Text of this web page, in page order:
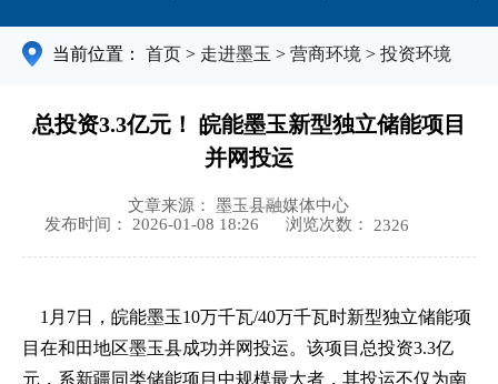
当前位置： 首页 > 走进墨玉 > 营商环境 > 投资环境
总投资3.3亿元！ 皖能墨玉新型独立储能项目
并网投运
文章来源： 墨玉县融媒体中心
发布时间： 2026-01-08 18:26
浏览次数： 2326
1月7日，皖能墨玉10万千瓦/40万千瓦时新型独立储能项
目在和田地区墨玉县成功并网投运。该项目总投资3.3亿
元，系新疆同类储能项目中规模最大者，其投运不仅为南